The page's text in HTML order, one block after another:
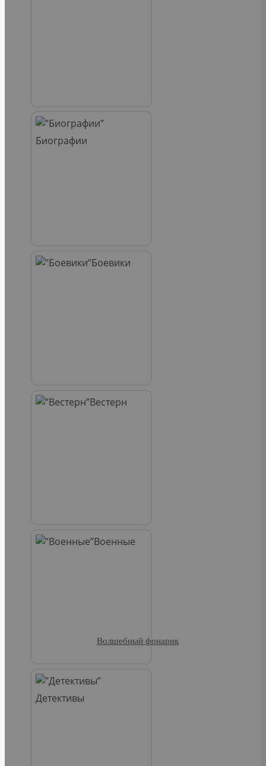
Биографии
Боевики
Вестерн
Военные
Детективы
Волшебный фонарик